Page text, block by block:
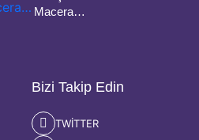
Macera…
Bizi Takip Edin
TWITTER